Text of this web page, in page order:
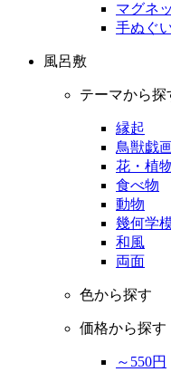
マグネ
手ぬぐ
風呂敷
テーマから探
縁起
鳥獣戯
花・植
食べ物
動物
幾何学
和風
両面
色から探す
価格から探す
～550円